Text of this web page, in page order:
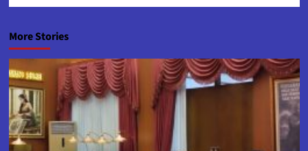
More Stories